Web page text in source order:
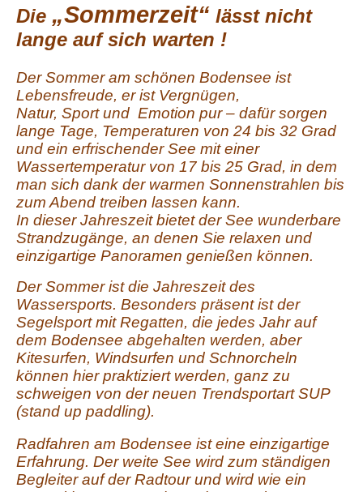
Die „Sommerzeit“ lässt nicht
lange auf sich warten !
Der Sommer am schönen Bodensee ist
Lebensfreude, er ist Vergnügen,
Natur, Sport und Emotion pur – dafür sorgen
lange Tage, Temperaturen von 24 bis 32 Grad
und ein erfrischender See mit einer
Wassertemperatur von 17 bis 25 Grad, in dem
man sich dank der warmen Sonnenstrahlen bis
zum Abend treiben lassen kann.
In dieser Jahreszeit bietet der See wunderbare
Strandzugänge, an denen Sie relaxen und
einzigartige Panoramen genießen können.
Der Sommer ist die Jahreszeit des
Wassersports. Besonders präsent ist der
Segelsport mit Regatten, die jedes Jahr auf
dem Bodensee abgehalten werden, aber
Kitesurfen, Windsurfen und Schnorcheln
können hier praktiziert werden, ganz zu
schweigen von der neuen Trendsportart SUP
(stand up paddling).
Radfahren am Bodensee ist eine einzigartige
Erfahrung. Der weite See wird zum ständigen
Begleiter auf der Radtour und wird wie ein